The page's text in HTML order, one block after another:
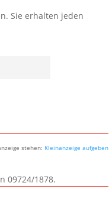
Sie erhalten jeden
stehen: Kleinanzeige aufgeben
09724/1878.